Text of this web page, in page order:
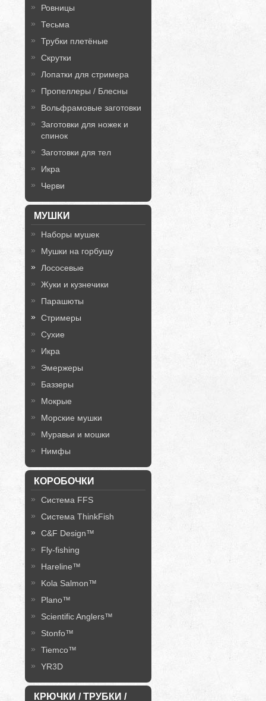
Ровницы
Тесьма
Трубки плетёные
Скрутки
Лопатки для стримера
Пропеллеры / Блесны
Вольфрамовые заготовки
Заготовки для ножек и
спинок
Заготовки для тел
Икра
Черви
МУШКИ
Наборы мушек
Мушки на горбушу
Лососевые
Жуки и кузнечики
Парашюты
Стримеры
Сухие
Икра
Эмержеры
Баззеры
Мокрые
Морские мушки
Муравьи и мошки
Нимфы
КОРОБОЧКИ
Система FFS
Система ThinkFish
C&F Design™
Fly-fishing
Hareline™
Kola Salmon™
Plano™
Scientific Anglers™
Stonfo™
Tiemco™
YR3D
КРЮЧКИ / ТРУБКИ /